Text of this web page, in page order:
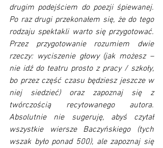
drugim podejściem do poezji śpiewanej.
Po raz drugi przekonałem się, że do tego
rodzaju spektakli warto się przygotować.
Przez przygotowanie rozumiem dwie
rzeczy: wyciszenie głowy (jak możesz –
nie idź do teatru prosto z pracy / szkoły,
bo przez część czasu będziesz jeszcze w
niej siedzieć) oraz zapoznaj się z
twórczością recytowanego autora.
Absolutnie nie sugeruję, abyś czytał
wszystkie wiersze Baczyńskiego (tych
wszak było ponad 500), ale zapoznaj się